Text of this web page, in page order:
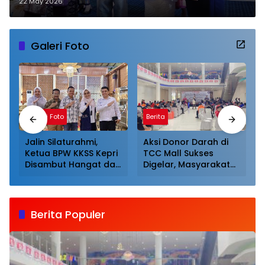
Galeri Foto
Galeri Foto
Jalin Silaturahmi,
Ketua BPW KKSS Kepri
Disambut Hangat dan
Ketua BPW KKSS
Sumut
Berita
Aksi Donor Darah di
TCC Mall Sukses
Digelar, Masyarakat
Berita Populer